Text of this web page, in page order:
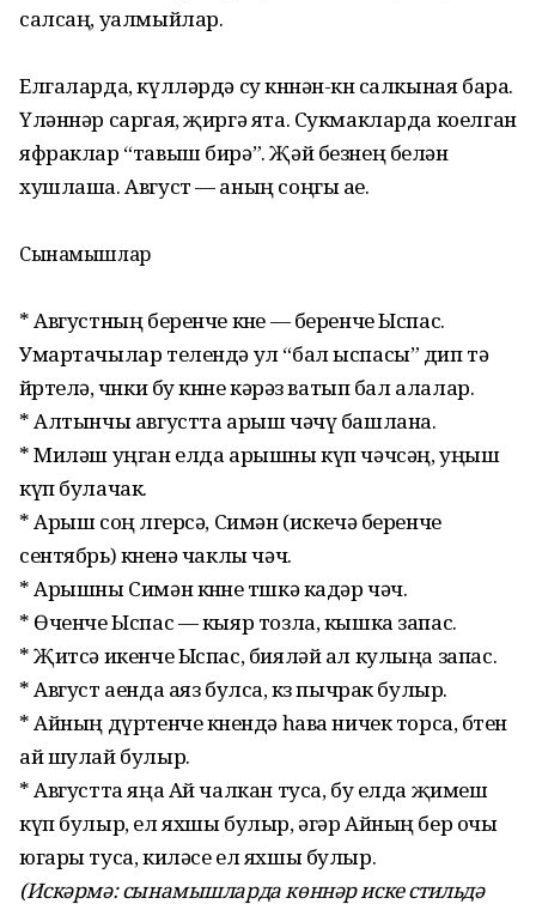
салсаң, уалмыйлар.
Елгаларда, күлләрдә су көннән-көн салкыная бара.
Үләннәр саргая, җиргә ята. Сукмакларда коелган
яфраклар “тавыш бирә”. Җәй безнең белән
хушлаша. Август — аның соңгы ае.
Сынамышлар
* Августның беренче көне — беренче Ыспас.
Умартачылар телендә ул “бал ыспасы” дип тә
йөртелә, чөнки бу көнне кәрәз ватып бал алалар.
* Алтынчы августта арыш чәчү башлана.
* Миләш уңган елда арышны күп чәчсәң, уңыш
күп булачак.
* Арыш соң өлгерсә, Симән (искечә беренче
сентябрь) көненә чаклы чәч.
* Арышны Симән көнне төшкә кадәр чәч.
* Өченче Ыспас — кыяр тозла, кышка запас.
* Җитсә икенче Ыспас, бияләй ал кулыңа запас.
* Август аенда аяз булса, көз пычрак булыр.
* Айның дүртенче көнендә һава ничек торса, бөтен
ай шулай булыр.
* Августта яңа Ай чалкан туса, бу елда җимеш
күп булыр, ел яхшы булыр, әгәр Айның бер очы
югары туса, киләсе ел яхшы булыр.
(Искәрмә: сынамышларда көннәр иске стильдә